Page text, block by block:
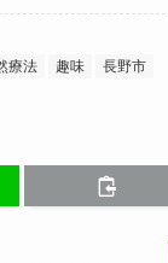
療法 趣味 長野市